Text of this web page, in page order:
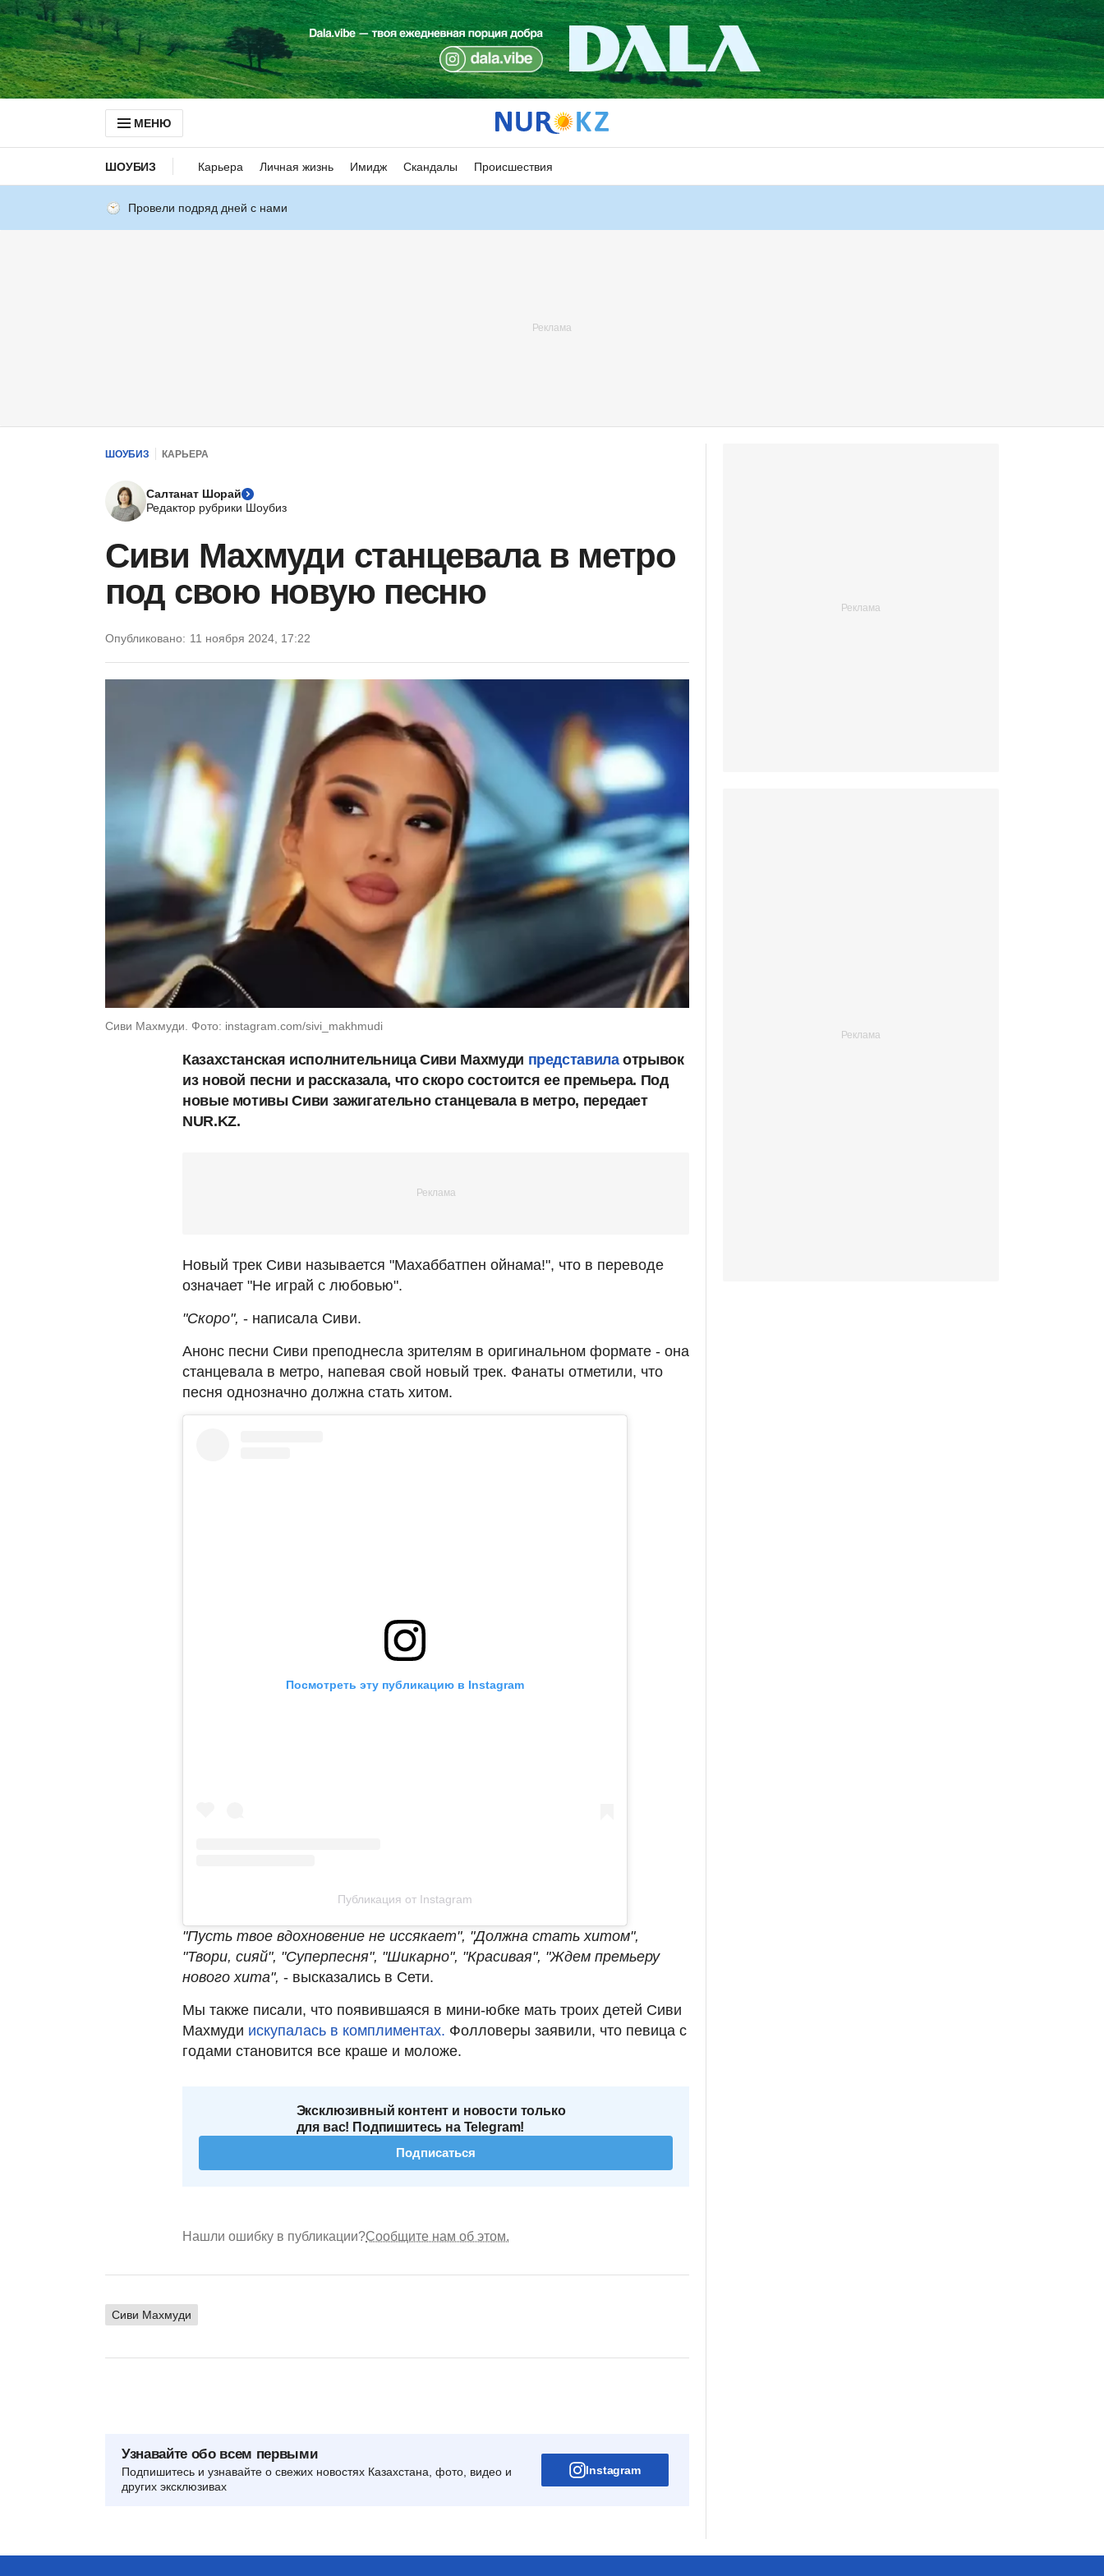
МЕНЮ
ШОУБИЗ Карьера Личная жизнь Имидж Скандалы Происшествия
Провели подряд дней с нами
ШОУБИЗ КАРЬЕРА
Салтанат Шорай
Редактор рубрики Шоубиз
Сиви Махмуди станцевала в метро
под свою новую песню
Опубликовано: 11 ноября 2024, 17:22
Сиви Махмуди. Фото: instagram.com/sivi_makhmudi
Казахстанская исполнительница Сиви Махмуди представилаотрывок
из новой песни и рассказала, что скоро состоится ее премьера. Под
новые мотивы Сиви зажигательно станцевала в метро, передает
NUR.KZ.
Новый трек Сиви называется "Махаббатпен ойнама!", что в переводе
означает "Не играй с любовью".
"Скоро", - написала Сиви.
Анонс песни Сиви преподнесла зрителям в оригинальном формате - она
станцевала в метро, напевая свой новый трек. Фанаты отметили, что
песня однозначно должна стать хитом.
Посмотреть эту публикацию в Instagram
Публикация от Instagram
"Пусть твое вдохновение не иссякает", "Должна стать хитом",
"Твори, сияй", "Суперпесня", "Шикарно", "Красивая", "Ждем премьеру
нового хита", - высказались в Сети.
Мы также писали, что появившаяся в мини-юбке мать троих детей Сиви
Махмуди искупалась в комплиментах. Фолловеры заявили, что певица с
годами становится все краше и моложе.
Эксклюзивный контент и новости только
для вас! Подпишитесь на Telegram!
Подписаться
Нашли ошибку в публикации?Сообщите нам об этом.
Сиви Махмуди
Узнавайте обо всем первыми
Подпишитесь и узнавайте о свежих новостях Казахстана, фото, видео и
других эксклюзивах
Instagram